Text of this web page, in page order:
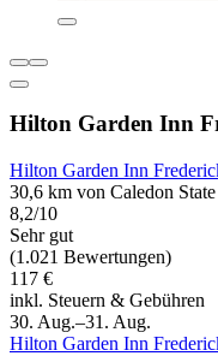
Hilton Garden Inn
Hilton Garden Inn
30,6 km von Caledon
8,2/10
Sehr gut
(1.021 Bewertungen)
117 €
inkl. Steuern & Gebühren
30. Aug.–31. Aug.
Hilton Garden Inn